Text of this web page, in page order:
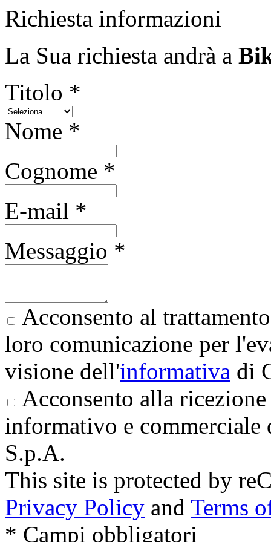
Richiesta informazioni
La Sua richiesta andrà a
Titolo *
Nome *
Cognome *
E-mail *
Messaggio *
Acconsento al
loro comunicazione per
visione dell'informativa di
Acconsento alla
informativo e
S.p.A.
This site is protected by
Privacy Policy and Terms
* Campi obbligatori